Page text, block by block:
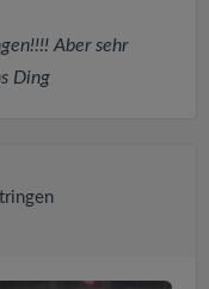
Aber sehr
Ding